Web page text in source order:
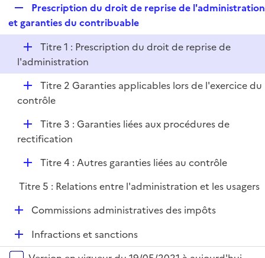
r
l
i
e
r
e
p
l
i
e
r
Prescription du droit de reprise de l'administration
et garanties du contribuable
D
é
p
i
r
Titre 1 : Prescription du droit de reprise de
l'administration
D
é
i
Titre 2 Garanties applicables lors de l'exercice du
contrôle
D
é
e
r
Titre 3 : Garanties liées aux procédures de
rectification
D
p
l
e
r
Titre 4 : Autres garanties liées au contrôle
Titre 5 : Relations entre l'administration et les usagers
DCommissions administratives des impôts
D
é
Infractions et sanctions